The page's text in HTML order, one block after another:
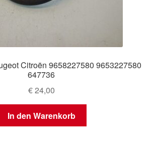
Citroën 9658227580 9653227580
647736
€24,00
In den Warenkorb